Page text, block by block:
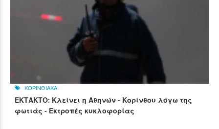
ΚΟΡΙΝΘΙΑΚΑ
ΕΚΤΑΚΤΟ: Κλείνει η Αθηνών - Κορίνθου λόγω της
φωτιάς - Εκτροπές κυκλοφορίας